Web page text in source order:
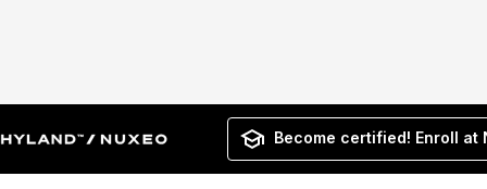
Become certified! Enroll at